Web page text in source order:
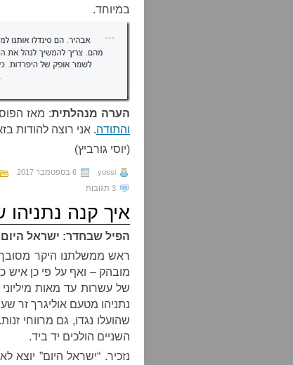
במיוחד.
הערה מנהלתית: מאז
והתודה. אני רוצה להודות
(יוסי גורביץ)
yossi 6 בספטמבר 2017
3 תגובות
איך קנה
הפיל שבחדר: ישראל היום
ראש ממשלתנו היקר
מובהק – ואף על פי כן איש
של עשרות עד מאות
נתניהו מטעם אוליגרך זר
שהועלו נגדו, גם מרווחי
השניים הולכים יד ביד.